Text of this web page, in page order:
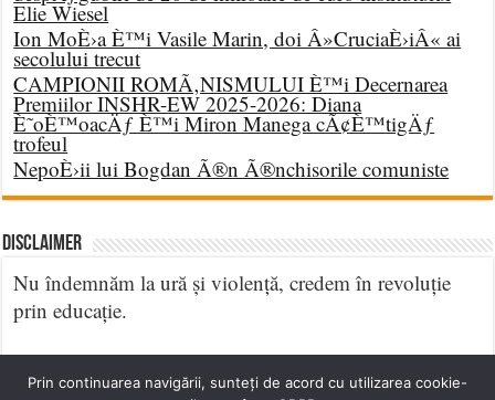
Elie Wiesel
Ion MoÈ›a È™i Vasile Marin, doi Â»CruciaÈ›iÂ« ai
secolului trecut
CAMPIONII ROMÃ‚NISMULUI È™i Decernarea
Premiilor INSHR-EW 2025-2026: Diana
È˜oÈ™oacÄƒ È™i Miron Manega cÃ¢È™tigÄƒ
trofeul
NepoÈ›ii lui Bogdan Ã®n Ã®nchisorile comuniste
DISCLAIMER
Nu îndemnăm la ură și violență, credem în revoluție
prin educație.
Prin continuarea navigării, sunteți de acord cu utilizarea cookie-